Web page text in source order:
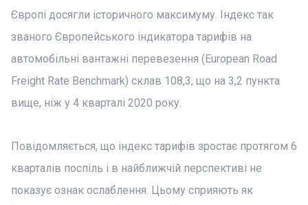
Європі досягли історичного максимуму. Індекс так
званого Європейського індикатора тарифів на
автомобільні вантажні перевезення (European Road
Freight Rate Benchmark) склав 108,3, що на 3,2 пункта
вище, ніж у 4 кварталі 2020 року.
Повідомляється, що індекс тарифів зростає протягом 6
кварталів поспіль і в найближчій перспективі не
показує ознак ослаблення. Цьому сприяють як